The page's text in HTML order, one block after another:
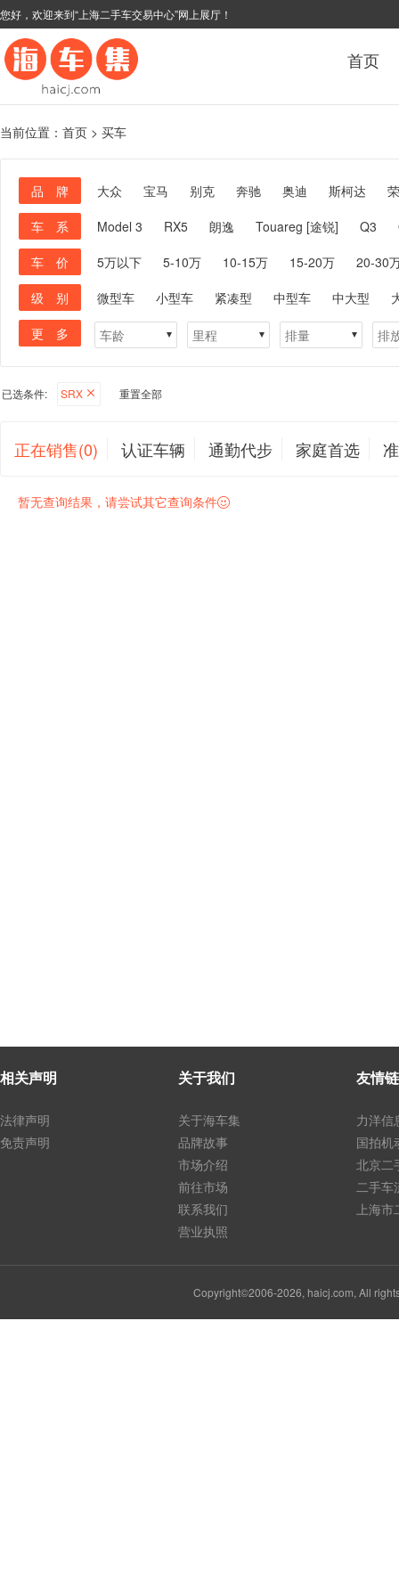
您好，欢迎来到“上海二手车交易中心”网上展厅！
首页
当前位置： 首页 > 买车
品 牌 大众 宝马 别克 奔驰 奥迪 斯柯达
车 系
Model 3 RX5 朗逸 Touareg [途锐] Q3
车 价
5万以下 5-10万 10-15万 15-20万
20-30
级 别
微型车 小型车 紧凑型 中型车 中大型
更 多
已选条件: SRX 重置全部
正在销售(0) 认证车辆 通勤代步 家庭首选
暂无查询结果，请尝试其它查询条件
相关声明
法律声明
免责声明
关于我们
关于海车集
品牌故事
市场介绍
前往市场
联系我们
营业执照
友情
力洋信
国拍机
北京二
二手车
上海
Copyright©2006-2026, haicj.com, All